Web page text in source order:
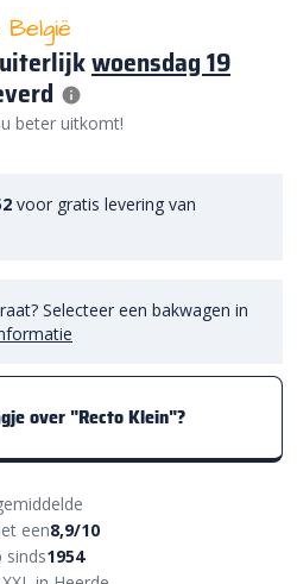
woensdag 19
beter uitkomt!
voor gratis levering van
Selecteer een bakwagen in
over "Recto Klein"?
een8,9/10
sinds1954